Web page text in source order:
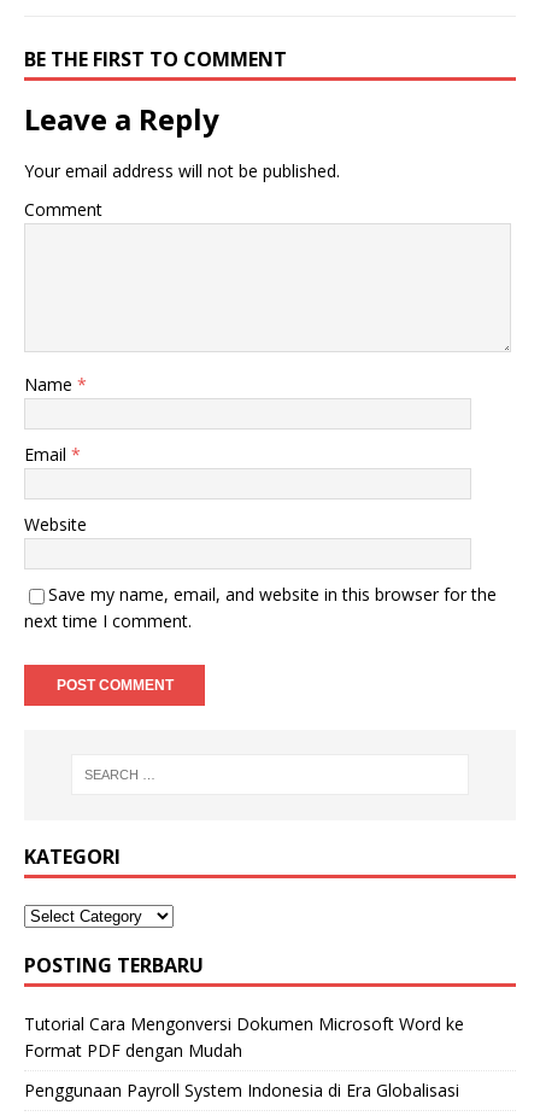
BE THE FIRST TO COMMENT
Leave a Reply
Your email address will not be published.
Comment
Name *
Email *
Website
Save my name, email, and website in this browser for the
next time I comment.
KATEGORI
POSTING TERBARU
Tutorial Cara Mengonversi Dokumen Microsoft Word ke
Format PDF dengan Mudah
Penggunaan Payroll System Indonesia di Era Globalisasi